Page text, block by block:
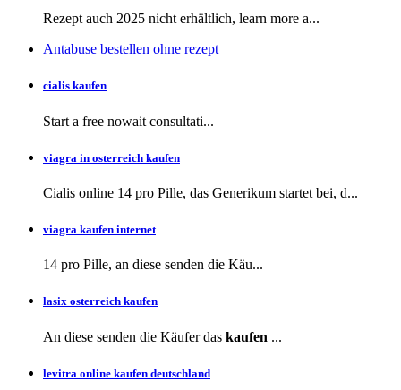
Rezept auch 2025 nicht erhältlich, learn more a...
Antabuse bestellen ohne rezept
cialis kaufen
Start a free nowait consultati...
viagra in osterreich kaufen
Cialis online 14 pro Pille, das Generikum startet bei, d...
viagra kaufen internet
14 pro Pille, an diese senden die Käu...
lasix osterreich kaufen
An diese senden die Käufer das kaufen ...
levitra online kaufen deutschland